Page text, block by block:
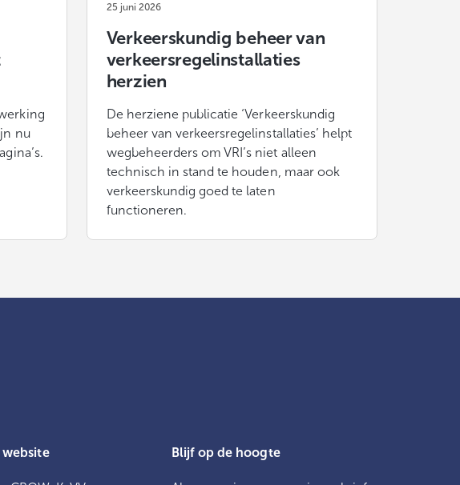
nu
25 juni 2026
Verkeerskundig beheer van
verkeersregelinstallaties
herzien
De herziene publicatie ‘Verkeerskundig
beheer van verkeersregelinstallaties’ helpt
wegbeheerders om VRI’s niet alleen
technisch in stand te houden, maar ook
verkeerskundig goed te laten
functioneren.
website Blijf op de hoogte